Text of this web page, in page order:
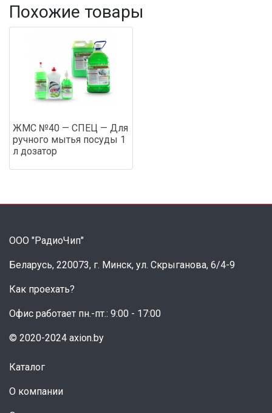
Похожие товары
ЖМС №40 — СПЕЦ — Для
ручного мытья посуды 1
л дозатор
ООО "РадиоЧип"
Беларусь, 220073, г. Минск, ул. Скрыганова, 6/4-9
Как проехать?
Офис работает пн.-пт.: 9:00 - 17:00
© 2020-2024 axion.by
Каталог
О компании